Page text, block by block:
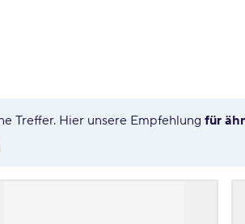
Treffer. Hier unsere Empfehlung für